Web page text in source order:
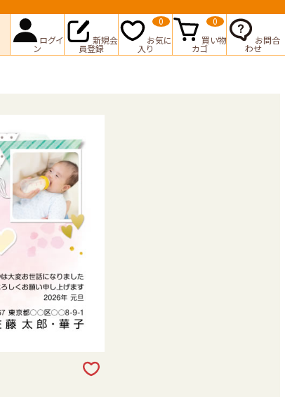
ログイ
ン
新規会
員登録
お気に
入り
0
買い物
カゴ
0
お問合
わせ